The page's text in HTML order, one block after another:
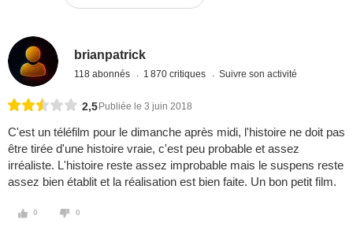
brianpatrick
118 abonnés 1 870 critiques Suivre son activité
2,5 Publiée le 3 juin 2018
C'est un téléfilm pour le dimanche après midi, l'histoire ne doit pas
être tirée d'une histoire vraie, c'est peu probable et assez
irréaliste. L'histoire reste assez improbable mais le suspens reste
assez bien établit et la réalisation est bien faite. Un bon petit film.
0 0